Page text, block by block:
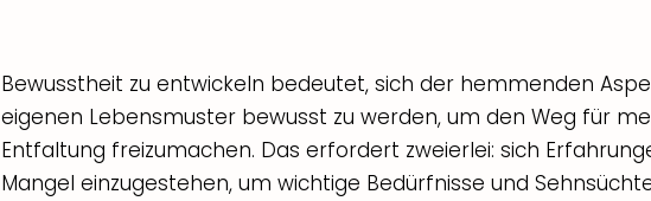
Bewusstheit zu entwickeln bedeutet, sich der hemmenden
eigenen Lebensmuster bewusst zu werden, um den Weg für
Entfaltung freizumachen. Das erfordert zweierlei: sich
Mangel einzugestehen, um wichtige Bedürfnisse und